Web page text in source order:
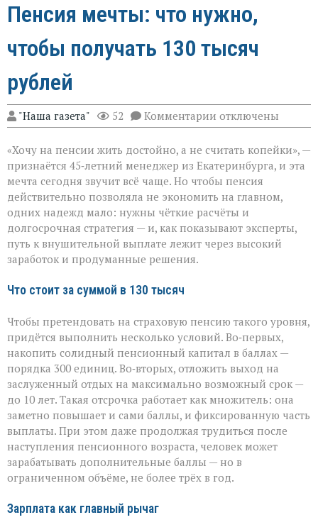
Пенсия мечты: что нужно,
чтобы получать 130 тысяч
рублей
"Наша газета" 52 Комментарии к
записи
мечты:
что
нужно,
чтобы
получать
130
тысяч
рублей
отключены
«Хочу на пенсии жить достойно, а не считать копейки», —
признаётся 45‑летний менеджер из Екатеринбурга, и эта
мечта сегодня звучит всё чаще. Но чтобы пенсия
действительно позволяла не экономить на главном,
одних надежд мало: нужны чёткие расчёты и
долгосрочная стратегия — и, как показывают эксперты,
путь к внушительной выплате лежит через высокий
заработок и продуманные решения.
Что стоит за суммой в 130 тысяч
Чтобы претендовать на страховую пенсию такого уровня,
придётся выполнить несколько условий. Во‑первых,
накопить солидный пенсионный капитал в баллах —
порядка 300 единиц. Во‑вторых, отложить выход на
заслуженный отдых на максимально возможный срок —
до 10 лет. Такая отсрочка работает как множитель: она
заметно повышает и сами баллы, и фиксированную часть
выплаты. При этом даже продолжая трудиться после
наступления пенсионного возраста, человек может
зарабатывать дополнительные баллы — но в
ограниченном объёме, не более трёх в год.
Зарплата как главный рычаг